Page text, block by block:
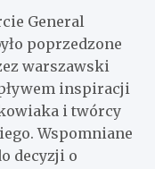
General
poprzedzone
warszawski
inspiracji
i twórcy
Wspomniane
decyzji o